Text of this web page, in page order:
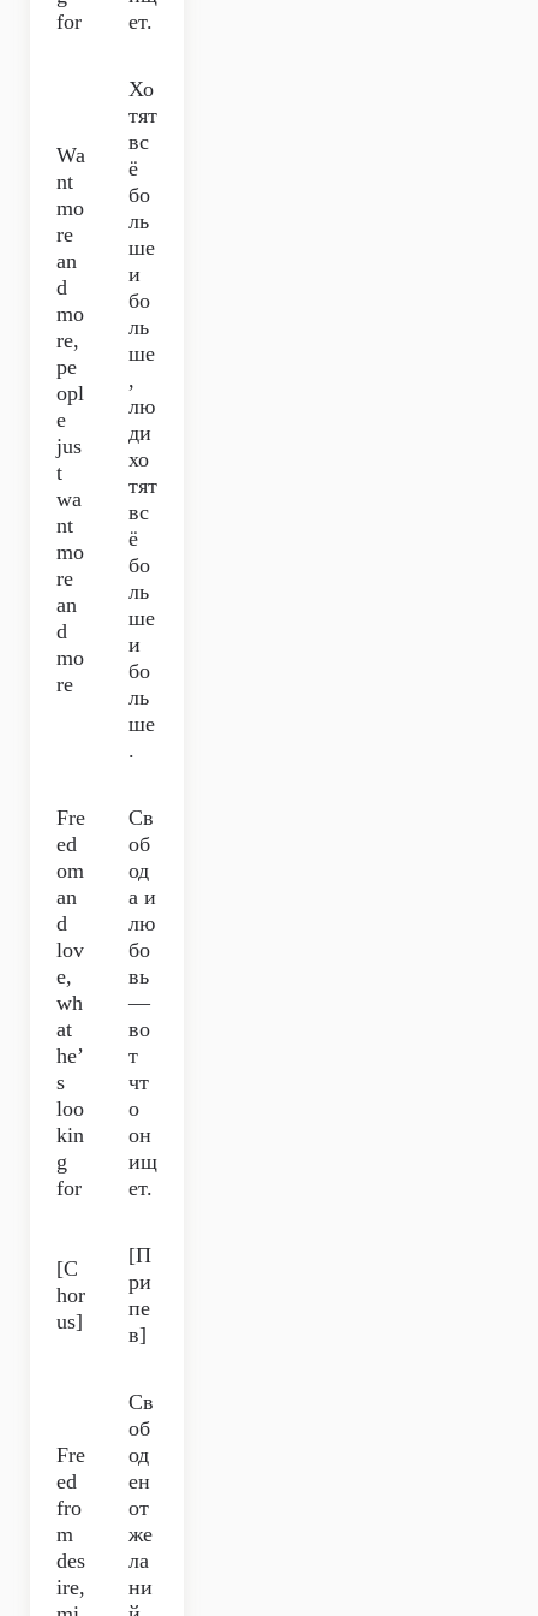
for
ет.
Wa
nt
mo
re
an
d
mo
re,
pe
opl
e
jus
t
wa
nt
mo
re
an
d
mo
re
Хо
тят
вс
ё
бо
ль
ше
и
бо
ль
ше
,
лю
ди
хо
тят
вс
ё
бо
ль
ше
и
бо
ль
ше
.
Fre
ed
om
an
d
lov
e,
wh
at
he’
s
loo
kin
g
for
Св
об
од
а и
лю
бо
вь
—
во
т
чт
о
он
ищ
ет.
[C
hor
us]
[П
ри
пе
в]
Fre
ed
fro
m
des
ire,
Св
об
од
ен
от
же
ла
ни